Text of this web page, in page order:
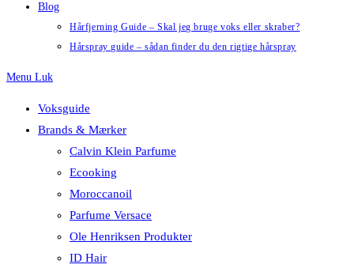
Blog
Hårfjerning Guide – Skal jeg bruge voks eller skraber?
Hårspray guide – sådan finder du den rigtige hårspray
Menu Luk
Voksguide
Brands & Mærker
Calvin Klein Parfume
Ecooking
Moroccanoil
Parfume Versace
Ole Henriksen Produkter
ID Hair